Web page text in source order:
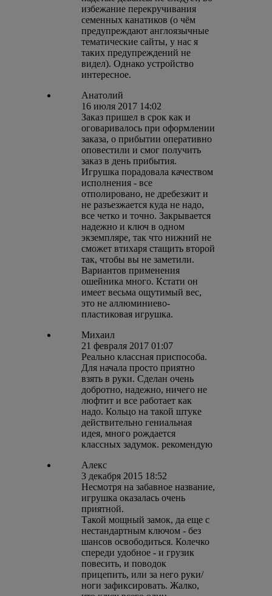
избежание перекручивания
семенных канатиков (о чём
предупреждают англоязычные
тематические сайты, у нас я
таких предупреждений не
видел). Однако устройство
интересное.
Анатолий
16 июля 2017 14:02
Заказ пришел в срок как и
оговаривалось при оформлении
заказа, о прибытии оперативно
оповестили и смог получить
заказ в день прибытия.
Игрушка порадовала качеством
исполнения - все
отполировано, не дребезжит и
не разъезжается куда не надо,
все четко и точно. Закрывается
надежно и ключ в одном
экземпляре, так что нижний не
сможет втихаря стащить второй
так, чтобы вы не заметили.
Вариантов применения
ошейника много. Кстати он
имеет весьма ощутимый вес,
это не аллюминиево-
пластиковая игрушка.
Михаил
21 февраля 2017 01:07
Реально классная приспособа.
Для начала просто приятно
взять в руки. Сделан очень
добротно, надежно, ничего не
люфтит и все работает как
надо. Кольцо на такой штуке
действительно гениальная
идея, много рождается
классных задумок. рекомендую
Алекс
3 декабря 2015 18:52
Несмотря на забавное название,
игрушка оказалась очень
приятной.
Такой мощный замок, да еще с
нестандартным ключом - без
шансов освободиться. Колечко
спереди удобное - и грузик
повесить, и поводок
прицепить, или за него руки/
ноги зафиксировать. Жалко,